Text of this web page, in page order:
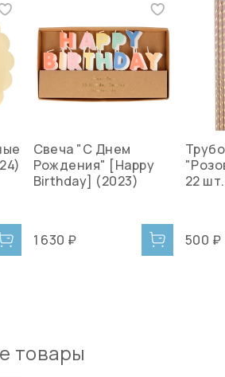
Свеча "С Днем
Рождения" [Happy
Birthday] (2023)
1 630 ₽
22 шт.
500 ₽
товары